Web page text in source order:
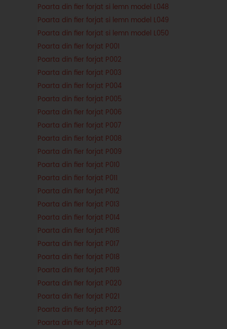
Poarta din fier forjat si lemn model L048
Poarta din fier forjat si lemn model L049
Poarta din fier forjat si lemn model L050
Poarta din fier forjat P001
Poarta din fier forjat P002
Poarta din fier forjat P003
Poarta din fier forjat P004
Poarta din fier forjat P005
Poarta din fier forjat P006
Poarta din fier forjat P007
Poarta din fier forjat P008
Poarta din fier forjat P009
Poarta din fier forjat P010
Poarta din fier forjat P011
Poarta din fier forjat P012
Poarta din fier forjat P013
Poarta din fier forjat P014
Poarta din fier forjat P016
Poarta din fier forjat P017
Poarta din fier forjat P018
Poarta din fier forjat P019
Poarta din fier forjat P020
Poarta din fier forjat P021
Poarta din fier forjat P022
Poarta din fier forjat P023